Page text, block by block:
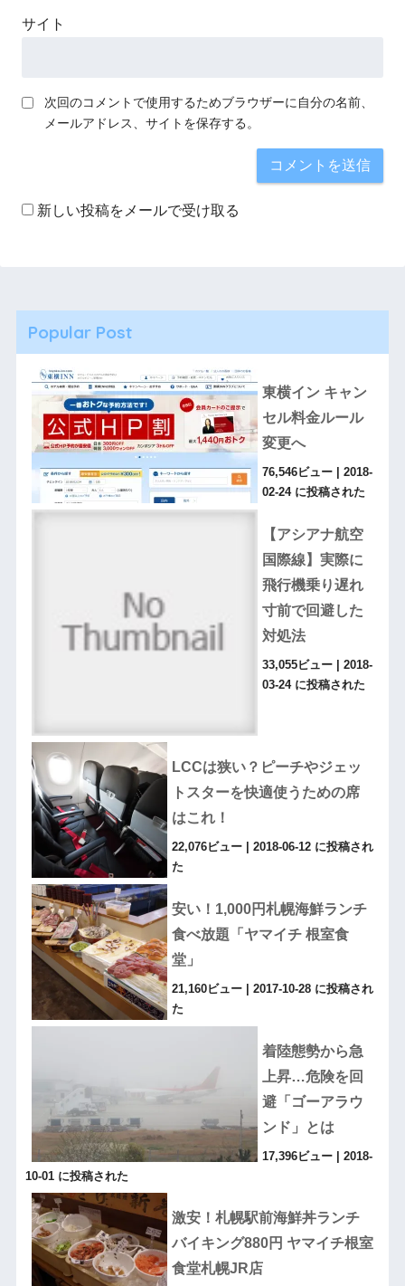
サイト
次回のコメントで使用するためブラウザーに自分の名前、
メールアドレス、サイトを保存する。
新しい投稿をメールで受け取る
Popular Post
東横イン キャン
セル料金ルール
変更へ
76,546ビュー| 2018-
02-24 に投稿された
【アシアナ航空
国際線】実際に
飛行機乗り遅れ
寸前で回避した
対処法
33,055ビュー| 2018-
03-24 に投稿された
LCCは狭い？ピーチやジェッ
トスターを快適使うための席
はこれ！
22,076ビュー| 2018-06-12 に投稿され
た
安い！1,000円札幌海鮮ランチ
食べ放題「ヤマイチ 根室食
堂」
21,160ビュー| 2017-10-28 に投稿され
た
着陸態勢から急
上昇…危険を回
避「ゴーアラウ
ンド」とは
17,396ビュー| 2018-
10-01 に投稿された
激安！札幌駅前海鮮丼ランチ
バイキング880円 ヤマイチ根室
食堂札幌JR店